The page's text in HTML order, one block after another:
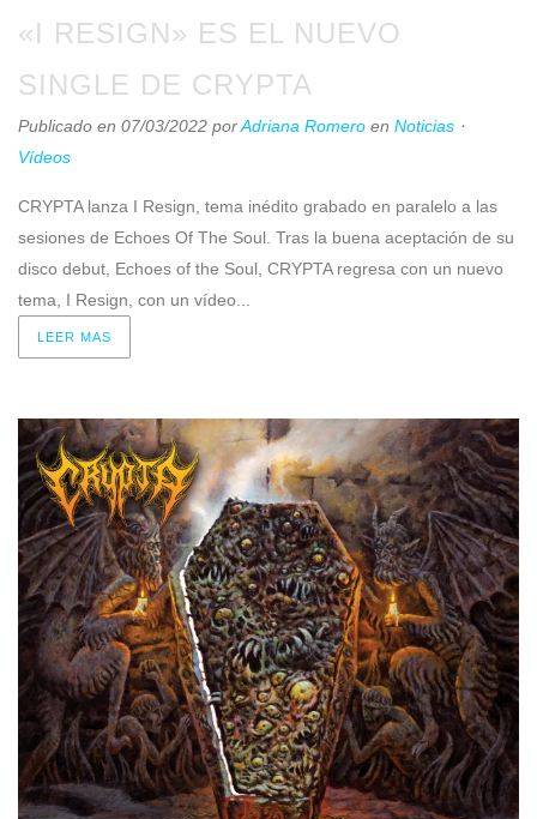
«I RESIGN» ES EL NUEVO
SINGLE DE CRYPTA
Publicado en 07/03/2022 porAdriana Romero en Noticias ⋅
Vídeos
CRYPTA lanza I Resign, tema inédito grabado en paralelo a las
sesiones de Echoes Of The Soul. Tras la buena aceptación de su
disco debut, Echoes of the Soul, CRYPTA regresa con un nuevo
tema, I Resign, con un vídeo...
LEER MAS